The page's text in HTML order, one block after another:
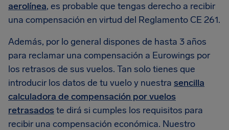
aerolínea, es probable que tengas derecho a recibir
una compensación en virtud del Reglamento CE 261.
Además, por lo general dispones de hasta 3 años
para reclamar una compensación a Eurowings por
los retrasos de sus vuelos. Tan solo tienes que
introducir los datos de tu vuelo y nuestra sencilla
calculadora de compensación por vuelos
retrasadoste dirá si cumples los requisitos para
recibir una compensación económica. Nuestro